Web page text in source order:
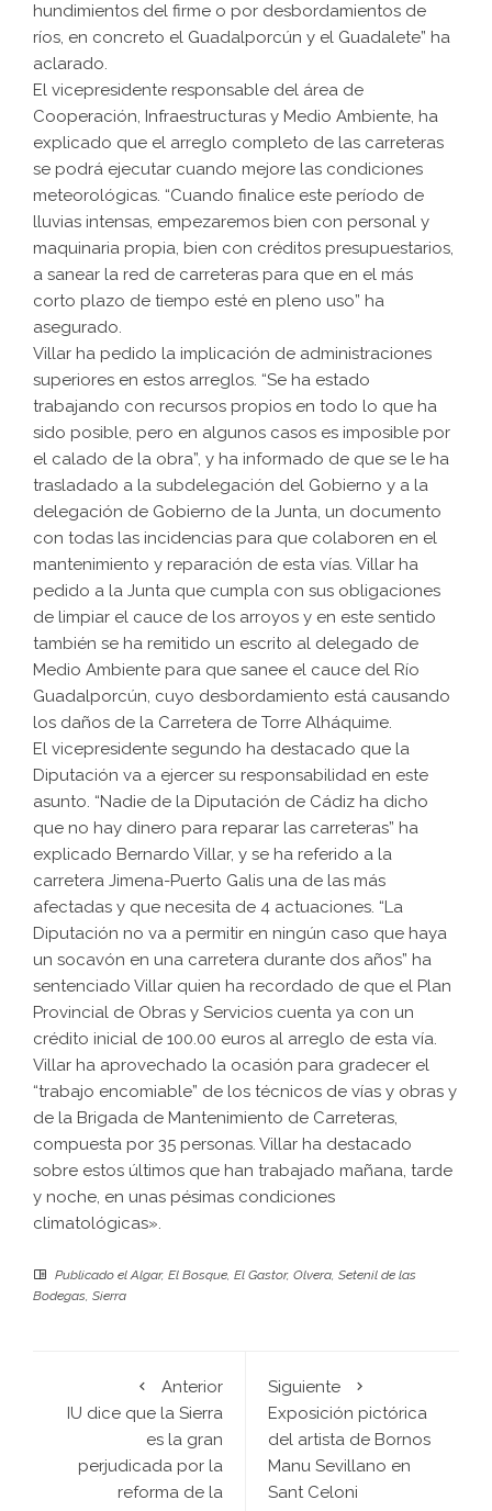
hundimientos del firme o por desbordamientos de
ríos, en concreto el Guadalporcún y el Guadalete” ha
aclarado.
El vicepresidente responsable del área de
Cooperación, Infraestructuras y Medio Ambiente, ha
explicado que el arreglo completo de las carreteras
se podrá ejecutar cuando mejore las condiciones
meteorológicas. “Cuando finalice este período de
lluvias intensas, empezaremos bien con personal y
maquinaria propia, bien con créditos presupuestarios,
a sanear la red de carreteras para que en el más
corto plazo de tiempo esté en pleno uso” ha
asegurado.
Villar ha pedido la implicación de administraciones
superiores en estos arreglos. “Se ha estado
trabajando con recursos propios en todo lo que ha
sido posible, pero en algunos casos es imposible por
el calado de la obra”, y ha informado de que se le ha
trasladado a la subdelegación del Gobierno y a la
delegación de Gobierno de la Junta, un documento
con todas las incidencias para que colaboren en el
mantenimiento y reparación de esta vías. Villar ha
pedido a la Junta que cumpla con sus obligaciones
de limpiar el cauce de los arroyos y en este sentido
también se ha remitido un escrito al delegado de
Medio Ambiente para que sanee el cauce del Río
Guadalporcún, cuyo desbordamiento está causando
los daños de la Carretera de Torre Alháquime.
El vicepresidente segundo ha destacado que la
Diputación va a ejercer su responsabilidad en este
asunto. “Nadie de la Diputación de Cádiz ha dicho
que no hay dinero para reparar las carreteras” ha
explicado Bernardo Villar, y se ha referido a la
carretera Jimena-Puerto Galis una de las más
afectadas y que necesita de 4 actuaciones. “La
Diputación no va a permitir en ningún caso que haya
un socavón en una carretera durante dos años” ha
sentenciado Villar quien ha recordado de que el Plan
Provincial de Obras y Servicios cuenta ya con un
crédito inicial de 100.00 euros al arreglo de esta vía.
Villar ha aprovechado la ocasión para gradecer el
“trabajo encomiable” de los técnicos de vías y obras y
de la Brigada de Mantenimiento de Carreteras,
compuesta por 35 personas. Villar ha destacado
sobre estos últimos que han trabajado mañana, tarde
y noche, en unas pésimas condiciones
climatológicas».
Publicado elAlgar, El Bosque, El Gastor, Olvera, Setenil de las
Bodegas, Sierra
Anterior
IU dice que la Sierra
es la gran
perjudicada por la
reforma de la
Siguiente
Exposición pictórica
del artista de Bornos
Manu Sevillano en
Sant Celoni